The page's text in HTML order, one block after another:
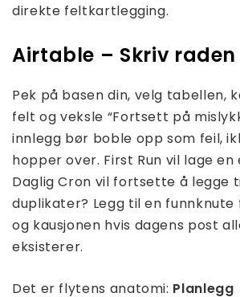
direkte feltkartlegging.
Airtable – Skriv raden
Pek på basen din, velg tabellen,
felt og veksle “Fortsett på
innlegg bør boble opp som feil,
hopper over. First Run vil lage en
Daglig Cron vil fortsette å legge
duplikater? Legg til en
og kausjonen hvis dagens post
eksisterer.
Det er flytens anatomi: